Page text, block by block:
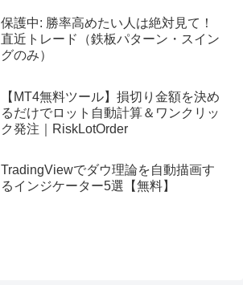
保護中: 勝率高めたい人は絶対見て！
直近トレード（鉄板パターン・スイン
グのみ）
【MT4無料ツール】損切り金額を決め
るだけでロット自動計算＆ワンクリッ
ク発注｜RiskLotOrder
TradingViewでダウ理論を自動描画す
るインジケーター5選【無料】